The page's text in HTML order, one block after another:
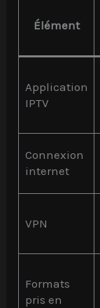
Élément
Application
IPTV
Connexion
internet
VPN
Formats
pris en